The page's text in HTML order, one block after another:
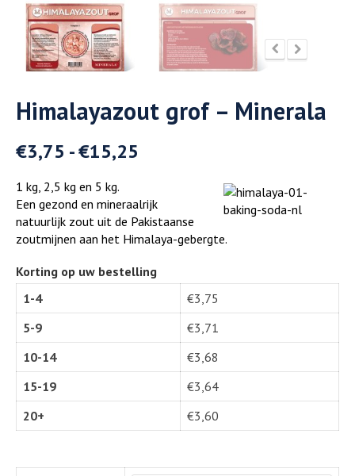
Himalayazout grof – Minerala
€3,75 -€15,25
1 kg, 2,5 kg en 5 kg.
Een gezond en mineraalrijk
natuurlijk zout uit de Pakistaanse
zoutmijnen aan het Himalaya-gebergte.
Korting op uw bestelling
1-4
€3,75
5-9
€3,71
10-14
€3,68
15-19
€3,64
20+
€3,60